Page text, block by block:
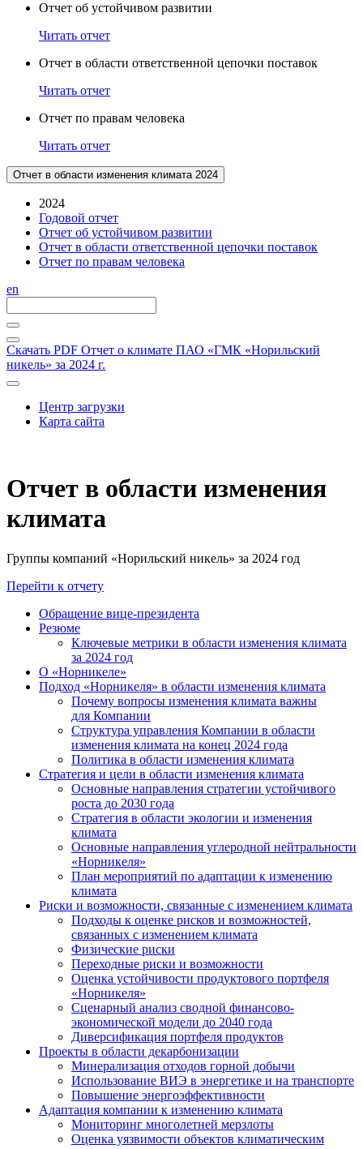
Отчет об устойчивом развитии
Читать отчет
Отчет в области ответственной цепочки поставок
Читать отчет
Отчет по правам человека
Читать отчет
Отчет в области изменения климата 2024
2024
Годовой отчет
Отчет об устойчивом развитии
Отчет в области ответственной цепочки поставок
Отчет по правам человека
en
Скачать PDF Отчет о климате ПАО «ГМК «Норильский
никель» за 2024 г.
Центр загрузки
Карта сайта
Отчет в области изменения
климата
Группы компаний «Норильский никель» за 2024 год
Перейти к отчету
Обращение вице-президента
Резюме
Ключевые метрики в области изменения климата
за 2024 год
О «Норникеле»
Подход «Норникеля» в области изменения климата
Почему вопросы изменения климата важны
для Компании
Структура управления Компании в области
изменения климата на конец 2024 года
Политика в области изменения климата
Стратегия и цели в области изменения климата
Основные направления стратегии устойчивого
роста до 2030 года
Стратегия в области экологии и изменения
климата
Основные направления углеродной нейтральности
«Норникеля»
План мероприятий по адаптации к изменению
климата
Риски и возможности, связанные с изменением климата
Подходы к оценке рисков и возможностей,
связанных с изменением климата
Физические риски
Переходные риски и возможности
Оценка устойчивости продуктового портфеля
«Норникеля»
Сценарный анализ сводной финансово-
экономической модели до 2040 года
Диверсификация портфеля продуктов
Проекты в области декарбонизации
Минерализация отходов горной добычи
Использование ВИЭ в энергетике и на транспорте
Повышение энергоэффективности
Адаптация компании к изменению климата
Мониторинг многолетней мерзлоты
Оценка уязвимости объектов климатическим